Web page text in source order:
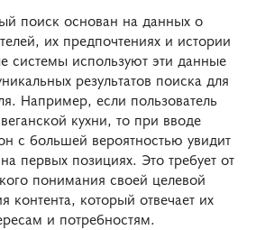
поиск основан на данных о
их предпочтениях и истории
системы используют эти данные
результатов поиска для
Например, если пользователь
кухни, то при вводе
с большей вероятностью увидит
первых позициях. Это требует от
понимания своей целевой
контента, который отвечает их
и потребностям.